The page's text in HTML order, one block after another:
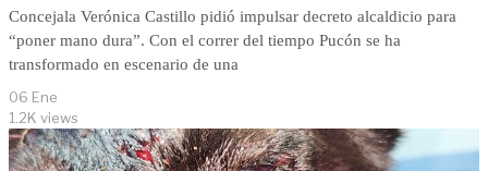
Concejala Verónica Castillo pidió impulsar decreto alcaldicio para
“poner mano dura”. Con el correr del tiempo Pucón se ha
transformado en escenario de una
06 Ene
1.2K views